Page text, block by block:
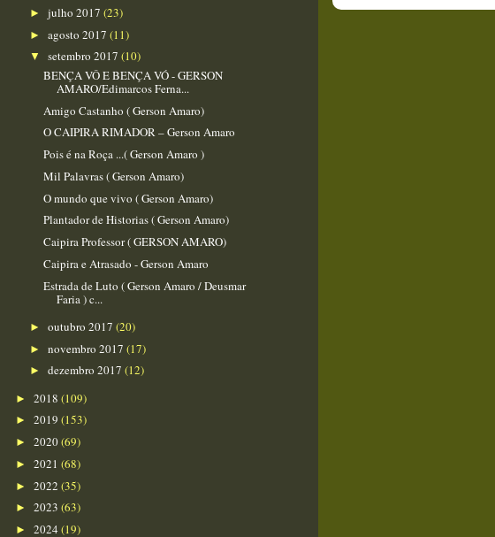
► julho 2017 (23)
► agosto 2017 (11)
▼ setembro 2017 (10)
BENÇA VÔ E BENÇA VÓ - GERSON
AMARO/Edimarcos Ferna...
Amigo Castanho ( Gerson Amaro)
O CAIPIRA RIMADOR – Gerson Amaro
Pois é na Roça ...( Gerson Amaro )
Mil Palavras ( Gerson Amaro)
O mundo que vivo ( Gerson Amaro)
Plantador de Historias ( Gerson Amaro)
Caipira Professor ( GERSON AMARO)
Caipira e Atrasado - Gerson Amaro
Estrada de Luto ( Gerson Amaro / Deusmar
Faria ) c...
► outubro 2017 (20)
► novembro 2017 (17)
► dezembro 2017 (12)
► 2018 (109)
► 2019 (153)
► 2020(69)
► 2021 (68)
► 2022 (35)
► 2023 (63)
► 2024 (19)